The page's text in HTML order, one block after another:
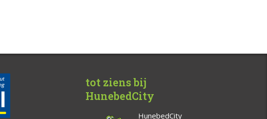
tot ziens bij
HunebedCity
HunebedCity